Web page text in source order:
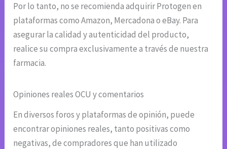
Por lo tanto, no se recomienda adquirir Protogen en
plataformas como Amazon, Mercadona o eBay. Para
asegurar la calidad y autenticidad del producto,
realice su compra exclusivamente a través de nuestra
farmacia.
Opiniones reales OCU y comentarios
En diversos foros y plataformas de opinión, puede
encontrar opiniones reales, tanto positivas como
negativas, de compradores que han utilizado